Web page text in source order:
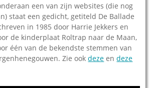
een van zijn websites (die nog
staat een gedicht, getiteld De Ballade
in 1985 door Harrie Jekkers en
de kinderplaat Roltrap naar de Maan,
één van de bekendste stemmen van
Zie ookdeze endeze